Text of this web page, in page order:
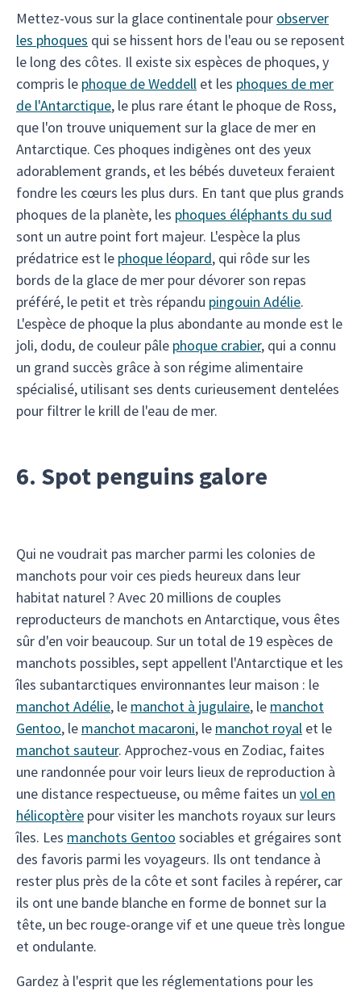
Mettez-vous sur la glace continentale pour observer
les phoques qui se hissent hors de l'eau ou se reposent
le long des côtes. Il existe six espèces de phoques, y
compris le phoque de Weddell et les phoques de mer
de l'Antarctique, le plus rare étant le phoque de Ross,
que l'on trouve uniquement sur la glace de mer en
Antarctique. Ces phoques indigènes ont des yeux
adorablement grands, et les bébés duveteux feraient
fondre les cœurs les plus durs. En tant que plus grands
phoques de la planète, les phoques éléphants du sud
sont un autre point fort majeur. L'espèce la plus
prédatrice est le phoque léopard, qui rôde sur les
bords de la glace de mer pour dévorer son repas
préféré, le petit et très répandu pingouin Adélie.
L'espèce de phoque la plus abondante au monde est le
joli, dodu, de couleur pâle phoque crabier, qui a connu
un grand succès grâce à son régime alimentaire
spécialisé, utilisant ses dents curieusement dentelées
pour filtrer le krill de l'eau de mer.
6. Spot penguins galore
Qui ne voudrait pas marcher parmi les colonies de
manchots pour voir ces pieds heureux dans leur
habitat naturel ? Avec 20 millions de couples
reproducteurs de manchots en Antarctique, vous êtes
sûr d'en voir beaucoup. Sur un total de 19 espèces de
manchots possibles, sept appellent l'Antarctique et les
îles subantarctiques environnantes leur maison : le
manchot Adélie, le manchot à jugulaire, le manchot
Gentoo, le manchot macaroni, le manchot royal et le
manchot sauteur. Approchez-vous en Zodiac, faites
une randonnée pour voir leurs lieux de reproduction à
une distance respectueuse, ou même faites un vol en
hélicoptère pour visiter les manchots royaux sur leurs
îles. Les manchots Gentoo sociables et grégaires sont
des favoris parmi les voyageurs. Ils ont tendance à
rester plus près de la côte et sont faciles à repérer, car
ils ont une bande blanche en forme de bonnet sur la
tête, un bec rouge-orange vif et une queue très longue
et ondulante.
Gardez à l'esprit que les réglementations pour les